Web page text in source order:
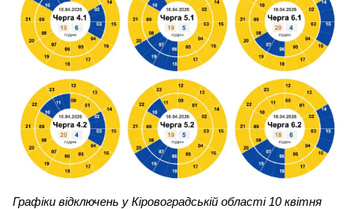
Графіки відключень у Кіровоградській області 10 квітня